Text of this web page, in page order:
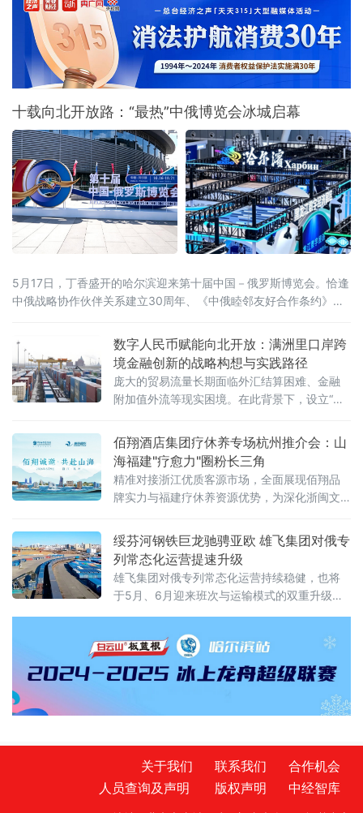
十载向北开放路：“最热”中俄博览会冰城启幕
5月17日，丁香盛开的哈尔滨迎来第十届中国－俄罗斯博览会。恰逢
中俄战略协作伙伴关系建立30周年、《中俄睦邻友好合作条约》签
动同步推进的空前规模，交出十年向北开放的“成绩单”，也为正在提
速的中俄经贸合作注入全新动能。当天，国家主席习近平同俄罗斯
总统普京分别向博览会致贺信。习近平指出，希望两国各界以本届
数字人民币赋能向北开放：满洲里口岸跨
境金融创新的战略构想与实践路径
庞大的贸易流量长期面临外汇结算困难、金融
附加值外流等现实困境。在此背景下，设立“内
称“平台公司”），采用PPP混合所有制模式，构
建以数字人民币为核心的跨境金融结算基础设
施
佰翔酒店集团疗休养专场杭州推介会：山
海福建"疗愈力"圈粉长三角
精准对接浙江优质客源市场，全面展现佰翔品
牌实力与福建疗休养资源优势，为深化浙闽文
推介会上，佰翔携福建区域10家酒店集中亮
相，发布专属疗休养
绥芬河钢铁巨龙驰骋亚欧 雄飞集团对俄专
列常态化运营提速升级
雄飞集团对俄专列常态化运营持续稳健，也将
于5月、6月迎来班次与运输模式的双重升级，
关于我们 联系我们
合作机会
人员查询及声明
版权声明 中经智库